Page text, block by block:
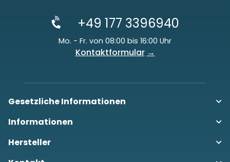
+49 177 3396940
Mo. - Fr. von 08:00 bis 16:00 Uhr
Kontaktformular
Gesetzliche Informationen
Informationen
Hersteller